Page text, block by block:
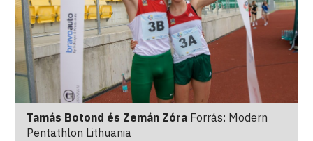
Tamás Botond és Zemán Zóra Forrás: Modern
Pentathlon Lithuania